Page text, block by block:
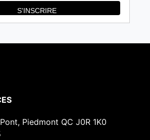
Piedmont QC J0R 1K0